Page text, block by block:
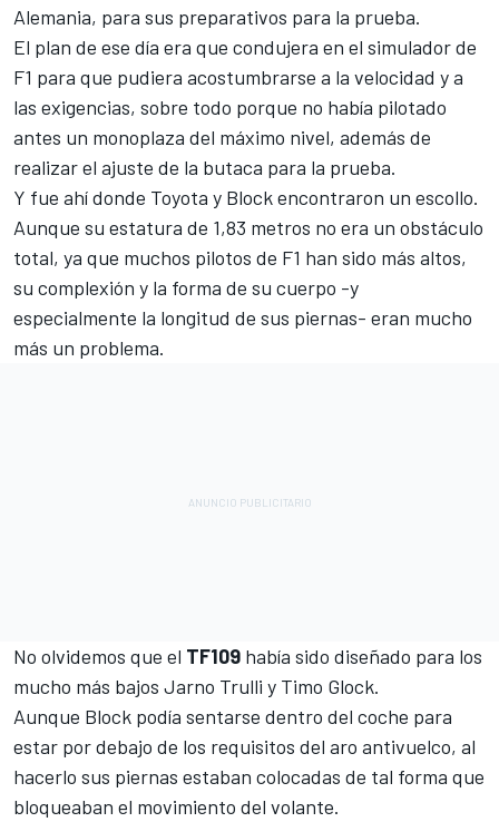
Alemania, para sus preparativos para la prueba.
El plan de ese día era que condujera en el simulador de
F1 para que pudiera acostumbrarse a la velocidad y a
las exigencias, sobre todo porque no había pilotado
antes un monoplaza del máximo nivel, además de
realizar el ajuste de la butaca para la prueba.
Y fue ahí donde Toyota y Block encontraron un escollo.
Aunque su estatura de 1,83 metros no era un obstáculo
total, ya que muchos pilotos de F1 han sido más altos,
su complexión y la forma de su cuerpo -y
especialmente la longitud de sus piernas- eran mucho
más un problema.
No olvidemos que el TF109 había sido diseñado para los
mucho más bajos Jarno Trulli y Timo Glock.
Aunque Block podía sentarse dentro del coche para
estar por debajo de los requisitos del aro antivuelco, al
hacerlo sus piernas estaban colocadas de tal forma que
bloqueaban el movimiento del volante.